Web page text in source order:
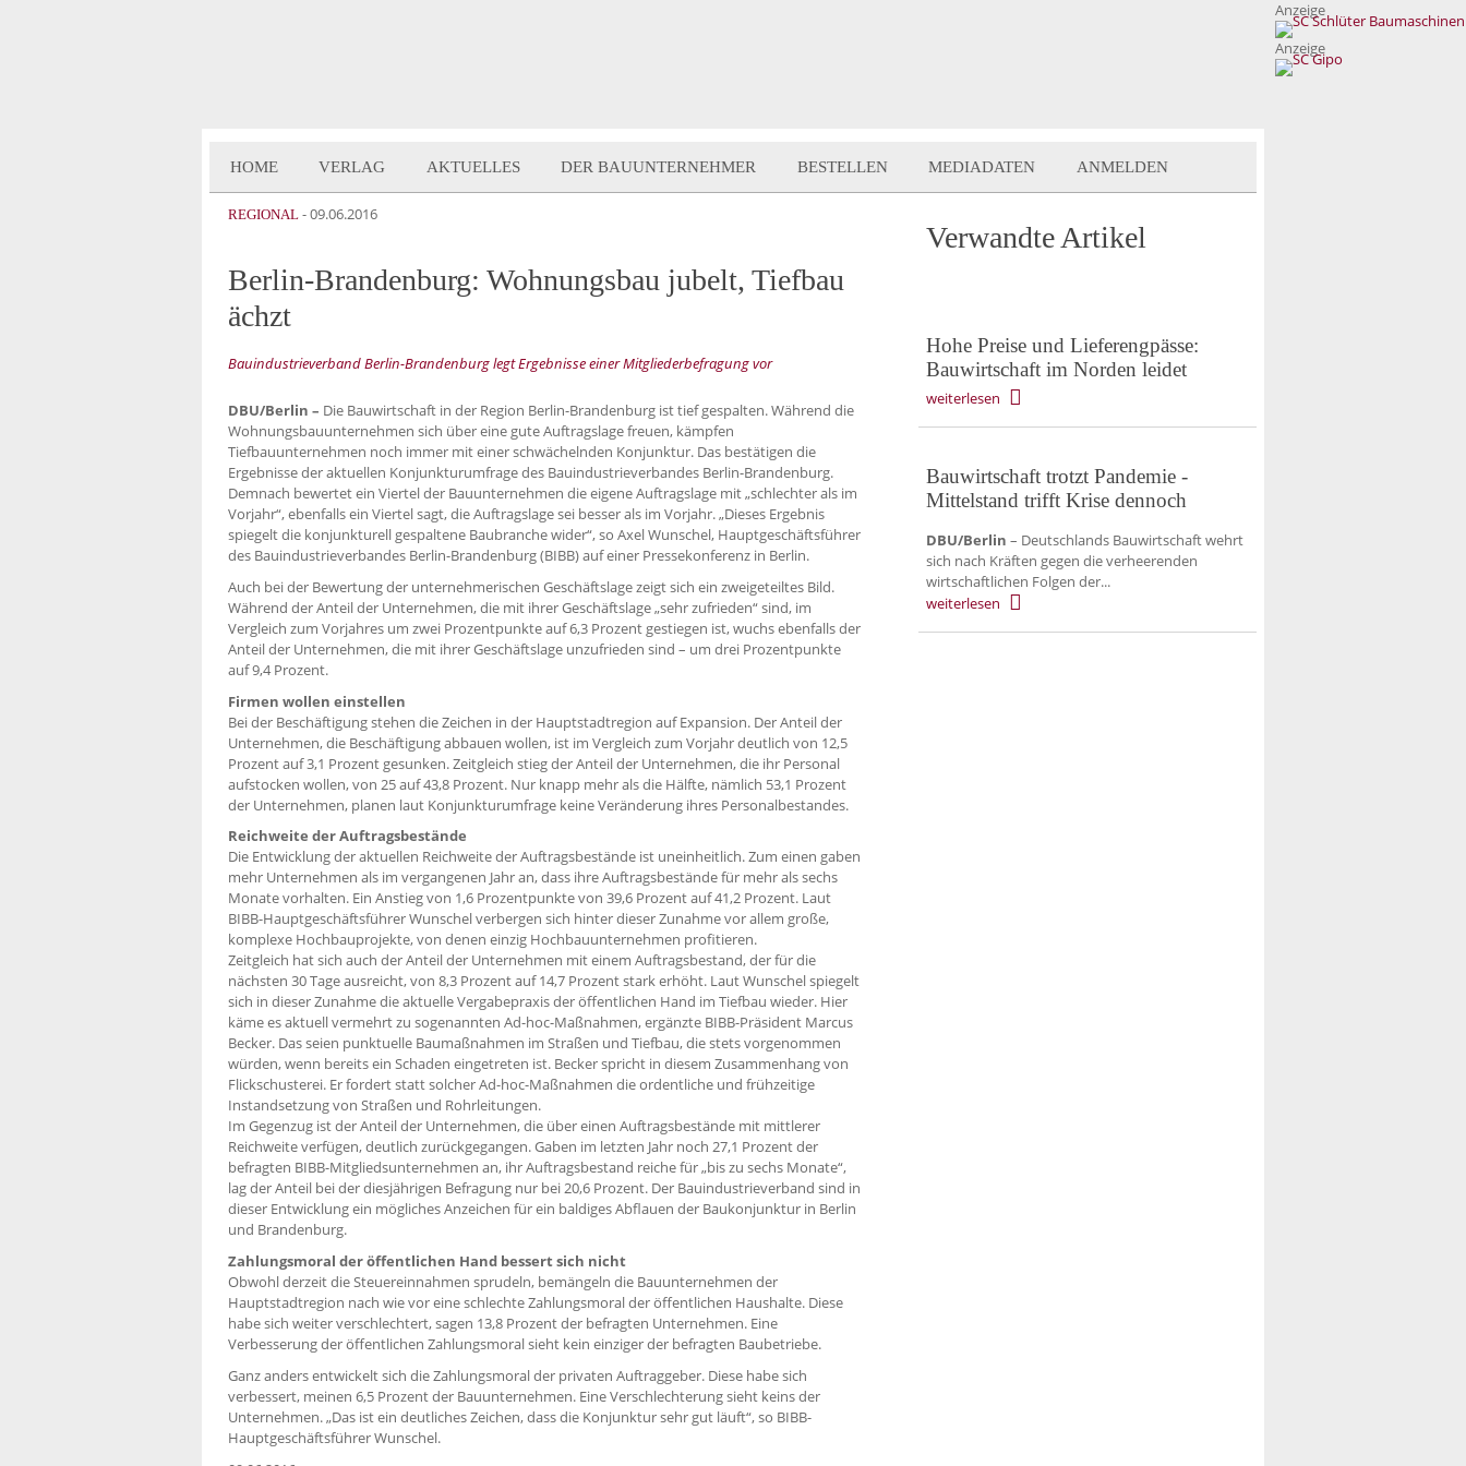
Anzeige
Anzeige
HOME VERLAG AKTUELLES DER BAUUNTERNEHMER BESTELLEN MEDIADATEN ANMELDEN
REGIONAL -09.06.2016
Berlin-Brandenburg: Wohnungsbau jubelt, Tiefbau
ächzt
Bauindustrieverband Berlin-Brandenburg legt Ergebnisse einer Mitgliederbefragung vor
DBU/Berlin – Die Bauwirtschaft in der Region Berlin-Brandenburg ist tief gespalten. Während die
Wohnungsbauunternehmen sich über eine gute Auftragslage freuen, kämpfen
Tiefbauunternehmen noch immer mit einer schwächelnden Konjunktur. Das bestätigen die
Ergebnisse der aktuellen Konjunkturumfrage des Bauindustrieverbandes Berlin-Brandenburg.
Demnach bewertet ein Viertel der Bauunternehmen die eigene Auftragslage mit „schlechter als im
Vorjahr“, ebenfalls ein Viertel sagt, die Auftragslage sei besser als im Vorjahr. „Dieses Ergebnis
spiegelt die konjunkturell gespaltene Baubranche wider“, so Axel Wunschel, Hauptgeschäftsführer
des Bauindustrieverbandes Berlin-Brandenburg (BIBB) auf einer Pressekonferenz in Berlin.
Auch bei der Bewertung der unternehmerischen Geschäftslage zeigt sich ein zweigeteiltes Bild.
Während der Anteil der Unternehmen, die mit ihrer Geschäftslage „sehr zufrieden“ sind, im
Vergleich zum Vorjahres um zwei Prozentpunkte auf 6,3 Prozent gestiegen ist, wuchs ebenfalls der
Anteil der Unternehmen, die mit ihrer Geschäftslage unzufrieden sind – um drei Prozentpunkte
auf 9,4 Prozent.
Firmen wollen einstellen
Bei der Beschäftigung stehen die Zeichen in der Hauptstadtregion auf Expansion. Der Anteil der
Unternehmen, die Beschäftigung abbauen wollen, ist im Vergleich zum Vorjahr deutlich von 12,5
Prozent auf 3,1 Prozent gesunken. Zeitgleich stieg der Anteil der Unternehmen, die ihr Personal
aufstocken wollen, von 25 auf 43,8 Prozent. Nur knapp mehr als die Hälfte, nämlich 53,1 Prozent
der Unternehmen, planen laut Konjunkturumfrage keine Veränderung ihres Personalbestandes.
Reichweite der Auftragsbestände
Die Entwicklung der aktuellen Reichweite der Auftragsbestände ist uneinheitlich. Zum einen gaben
mehr Unternehmen als im vergangenen Jahr an, dass ihre Auftragsbestände für mehr als sechs
Monate vorhalten. Ein Anstieg von 1,6 Prozentpunkte von 39,6 Prozent auf 41,2 Prozent. Laut
BIBB-Hauptgeschäftsführer Wunschel verbergen sich hinter dieser Zunahme vor allem große,
komplexe Hochbauprojekte, von denen einzig Hochbauunternehmen profitieren.
Zeitgleich hat sich auch der Anteil der Unternehmen mit einem Auftragsbestand, der für die
nächsten 30 Tage ausreicht, von 8,3 Prozent auf 14,7 Prozent stark erhöht. Laut Wunschel spiegelt
sich in dieser Zunahme die aktuelle Vergabepraxis der öffentlichen Hand im Tiefbau wieder. Hier
käme es aktuell vermehrt zu sogenannten Ad-hoc-Maßnahmen, ergänzte BIBB-Präsident Marcus
Becker. Das seien punktuelle Baumaßnahmen im Straßen und Tiefbau, die stets vorgenommen
würden, wenn bereits ein Schaden eingetreten ist. Becker spricht in diesem Zusammenhang von
Flickschusterei. Er fordert statt solcher Ad-hoc-Maßnahmen die ordentliche und frühzeitige
Instandsetzung von Straßen und Rohrleitungen.
Im Gegenzug ist der Anteil der Unternehmen, die über einen Auftragsbestände mit mittlerer
Reichweite verfügen, deutlich zurückgegangen. Gaben im letzten Jahr noch 27,1 Prozent der
befragten BIBB-Mitgliedsunternehmen an, ihr Auftragsbestand reiche für „bis zu sechs Monate“,
lag der Anteil bei der diesjährigen Befragung nur bei 20,6 Prozent. Der Bauindustrieverband sind in
dieser Entwicklung ein mögliches Anzeichen für ein baldiges Abflauen der Baukonjunktur in Berlin
und Brandenburg.
Zahlungsmoral der öffentlichen Hand bessert sich nicht
Obwohl derzeit die Steuereinnahmen sprudeln, bemängeln die Bauunternehmen der
Hauptstadtregion nach wie vor eine schlechte Zahlungsmoral der öffentlichen Haushalte. Diese
habe sich weiter verschlechtert, sagen 13,8 Prozent der befragten Unternehmen. Eine
Verbesserung der öffentlichen Zahlungsmoral sieht kein einziger der befragten Baubetriebe.
Ganz anders entwickelt sich die Zahlungsmoral der privaten Auftraggeber. Diese habe sich
verbessert, meinen 6,5 Prozent der Bauunternehmen. Eine Verschlechterung sieht keins der
Unternehmen. „Das ist ein deutliches Zeichen, dass die Konjunktur sehr gut läuft“, so BIBB-
Hauptgeschäftsführer Wunschel.
Verwandte Artikel
Hohe Preise und Lieferengpässe:
Bauwirtschaft im Norden leidet
weiterlesen
Bauwirtschaft trotzt Pandemie -
Mittelstand trifft Krise dennoch
DBU/Berlin – Deutschlands Bauwirtschaft wehrt
sich nach Kräften gegen die verheerenden
wirtschaftlichen Folgen der...
weiterlesen